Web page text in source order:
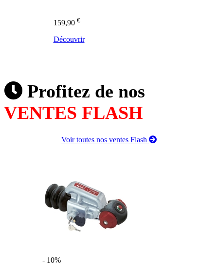
159,90 €
Découvrir
Profitez de nos
VENTES FLASH
Voir toutes nos ventes Flash
- 10%